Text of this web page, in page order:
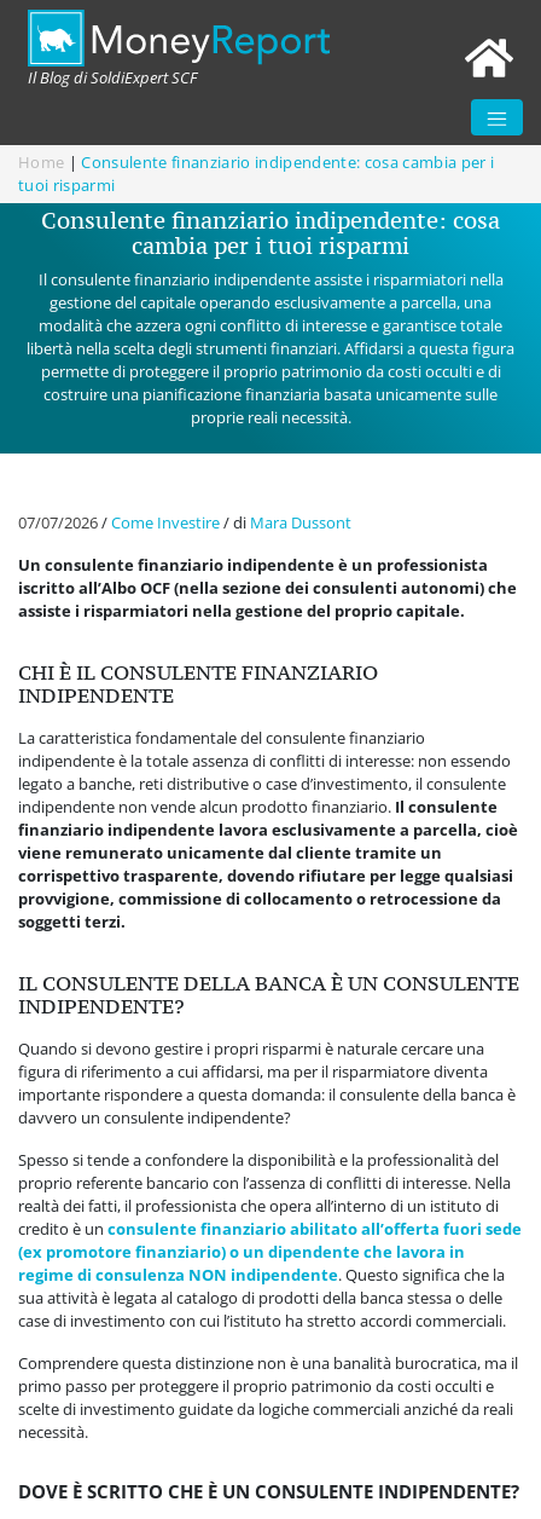
Il Blog di SoldiExpert SCF
Home |Consulente finanziario indipendente: cosa cambia per i
tuoi risparmi
Consulente finanziario indipendente: cosa
cambia per i tuoi risparmi
Il consulente finanziario indipendente assiste i risparmiatori nella
gestione del capitale operando esclusivamente a parcella, una
modalità che azzera ogni conflitto di interesse e garantisce totale
libertà nella scelta degli strumenti finanziari. Affidarsi a questa figura
permette di proteggere il proprio patrimonio da costi occulti e di
costruire una pianificazione finanziaria basata unicamente sulle
proprie reali necessità.
07/07/2026/Come Investire/di Mara Dussont
Un consulente finanziario indipendente è un professionista
iscritto all’Albo OCF (nella sezione dei consulenti autonomi) che
assiste i risparmiatori nella gestione del proprio capitale.
CHI È IL CONSULENTE FINANZIARIO
INDIPENDENTE
La caratteristica fondamentale del consulente finanziario
indipendente è la totale assenza di conflitti di interesse: non essendo
legato a banche, reti distributive o case d’investimento, il consulente
indipendente non vende alcun prodotto finanziario. Il consulente
finanziario indipendente lavora esclusivamente a parcella, cioè
viene remunerato unicamente dal cliente tramite un
corrispettivo trasparente, dovendo rifiutare per legge qualsiasi
provvigione, commissione di collocamento o retrocessione da
soggetti terzi.
IL CONSULENTE DELLA BANCA È UN CONSULENTE
INDIPENDENTE?
Quando si devono gestire i propri risparmi è naturale cercare una
figura di riferimento a cui affidarsi, ma per il risparmiatore diventa
importante rispondere a questa domanda: il consulente della banca è
davvero un consulente indipendente?
Spesso si tende a confondere la disponibilità e la professionalità del
proprio referente bancario con l’assenza di conflitti di interesse. Nella
realtà dei fatti, il professionista che opera all’interno di un istituto di
credito è un consulente finanziario abilitato all’offerta fuori sede
(ex promotore finanziario) o un dipendente che lavora in
regime di consulenza NON indipendente. Questo significa che la
sua attività è legata al catalogo di prodotti della banca stessa o delle
case di investimento con cui l’istituto ha stretto accordi commerciali.
Comprendere questa distinzione non è una banalità burocratica, ma il
primo passo per proteggere il proprio patrimonio da costi occulti e
scelte di investimento guidate da logiche commerciali anziché da reali
necessità.
DOVE È SCRITTO CHE È UN CONSULENTE INDIPENDENTE?